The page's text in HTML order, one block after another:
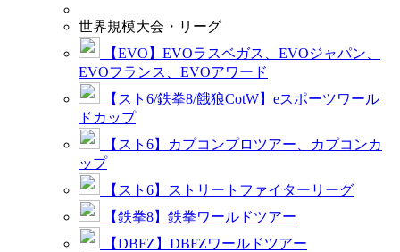
世界規模大会・リーグ
【EVO】EVOラスベガス、EVOジャパン、
EVOフランス、EVOアワード
【スト6/鉄拳8/餓狼CotW】eスポーツワール
ドカップ
【スト6】カプコンプロツアー、カプコンカ
ップ
【スト6】ストリートファイターリーグ
【鉄拳8】鉄拳ワールドツアー
【DBFZ】DBFZワールドツアー